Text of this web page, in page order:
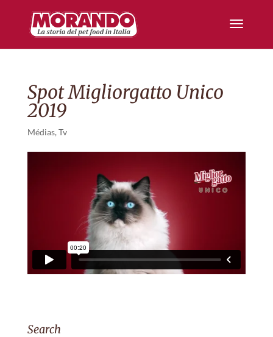
Spot Migliorgatto Unico
2019
Médias, Tv
Search